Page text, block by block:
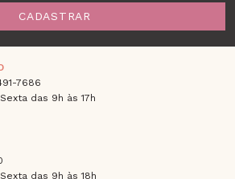
CADASTRAR
7686
das 9h às 17h
das 9h às 18h